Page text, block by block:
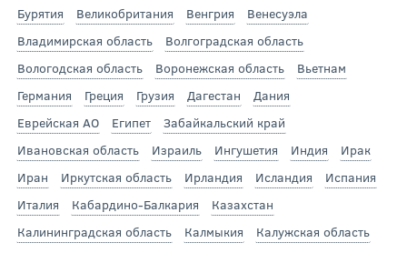
Бурятия
Великобритания Венгрия
Венесуэла
Владимирская область
Волгоградская область
Вологодская область
Воронежская область
Вьетнам
Германия
Греция Грузия Дагестан
Дания
Еврейская АО
Египет
Забайкальский край
Ивановская область
Израиль Ингушетия Индия
Ирак
Иран
Иркутская область Ирландия Исландия
Испания
Италия
Кабардино-Балкария
Казахстан
Калининградская область
Калмыкия
Калужская область